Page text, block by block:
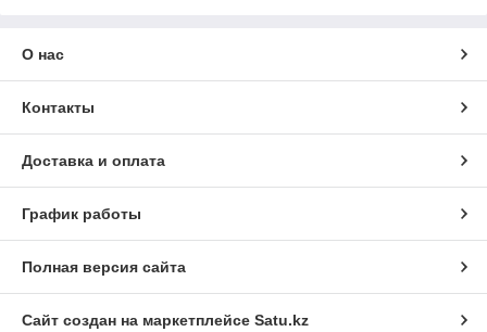
О нас
Контакты
Доставка и оплата
График работы
Полная версия сайта
Сайт создан на маркетплейсе Satu.kz